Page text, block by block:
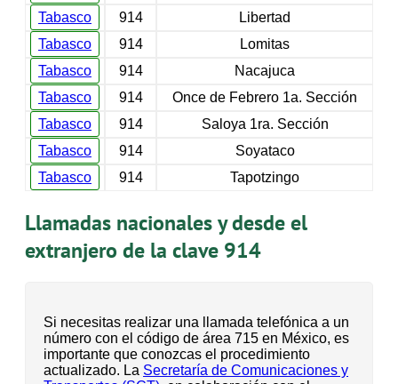
Tabasco
914
Libertad
Tabasco
914
Lomitas
Tabasco
914
Nacajuca
Tabasco
914
Once de Febrero 1a. Sección
Tabasco
914
Saloya 1ra. Sección
Tabasco
914
Soyataco
Tabasco
914 Tapotzingo
Llamadas nacionales y desde el
extranjero de la clave 914
Si necesitas realizar una llamada telefónica a un
número con el código de área 715 en México, es
importante que conozcas el procedimiento
actualizado. La Secretaría de Comunicaciones y